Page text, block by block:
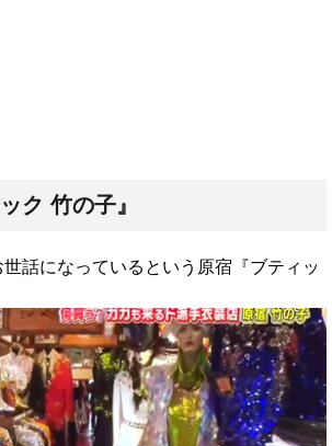
ク 竹の子』
話になっているという原宿『ブティッ